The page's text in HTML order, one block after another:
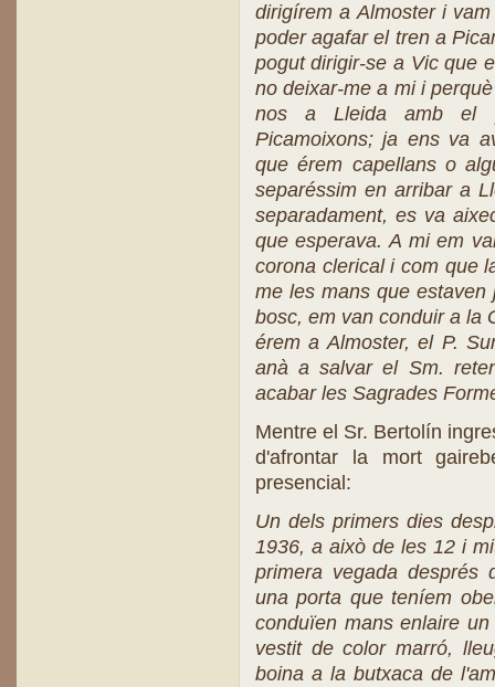
dirigírem a Almoster i
poder agafar el tren a
pogut dirigir-se a Vic que
no deixar-me a mi i
nos a Lleida amb el
Picamoixons; ja ens va
que érem capellans o
separéssim en arribar a
separadament, es va
que esperava. A mi em
corona clerical i com que
me les mans que
bosc, em van conduir a la
érem a Almoster, el P.
anà a salvar el Sm.
acabar les Sagrades
Mentre el Sr. Bertolín
d'afrontar la mort
presencial:
Un dels primers dies
1936, a això de les 12 i
primera vegada després
una porta que teníem
conduïen mans enlaire
vestit de color marró,
boina a la butxaca de